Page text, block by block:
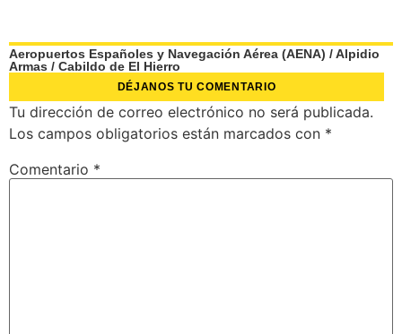
Aeropuertos Españoles y Navegación Aérea (AENA) /Alpidio
Armas / Cabildo de El Hierro
DÉJANOS TU COMENTARIO
Tu dirección de correo electrónico no será publicada.
Los campos obligatorios están marcados con *
Comentario *